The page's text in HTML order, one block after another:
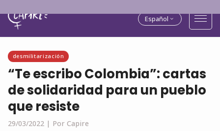
Español
desmilitarización
“Te escribo Colombia”: cartas
de solidaridad para un pueblo
que resiste
29/03/2022 | Por Capire